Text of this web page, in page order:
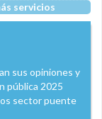
servicios
sus opiniones y
pública 2025
sector puente